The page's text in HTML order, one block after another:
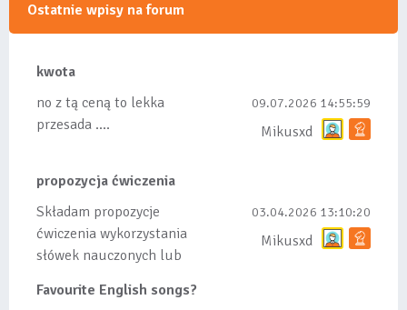
Ostatnie wpisy na forum
kwota
no z tą ceną to lekka
przesada ....
09.07.2026 14:55:59
Mikusxd
propozycja ćwiczenia
Składam propozycje
ćwiczenia wykorzystania
słówek nauczonych lub
tez ze wszys...
03.04.2026 13:10:20
Mikusxd
Favourite English songs?